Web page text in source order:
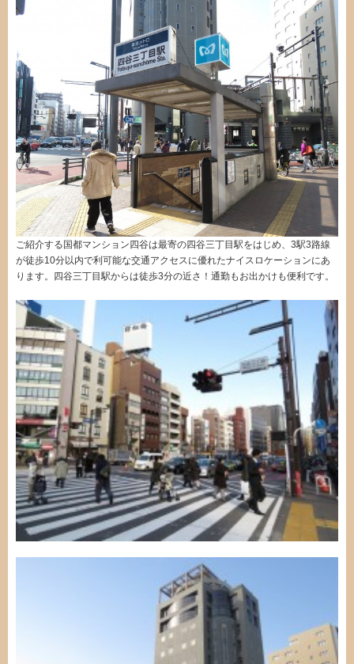
ご紹介する国都マンション四谷は最寄の四谷三丁目駅をはじめ、3駅3路線
が徒歩10分以内で利可能な交通アクセスに優れたナイスロケーションにあ
ります。四谷三丁目駅からは徒歩3分の近さ！通勤もお出かけも便利です。